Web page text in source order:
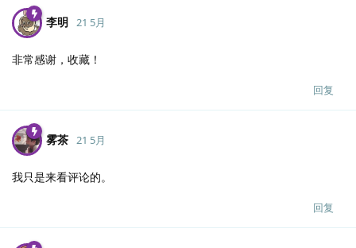
李明 21 5月
非常感谢，收藏！
回复
雾茶 21 5月
我只是来看评论的。
回复